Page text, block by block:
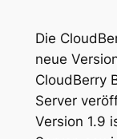
Die
neue
CloudBerry
Server
Version 1.9